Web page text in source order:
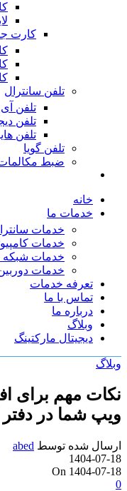
کارت
تلفن سانترال
تلفن
تلفن
تلفن
تلفن گویا
ضبط
خانه
خدمات ما
خدمات
خدمات
خدمات شبکه
خدمات
تعرفه خدمات
تماس با ما
درباره ما
وبلاگ
دیجیتال مارکتینگ
وبلاگ
نکات مهم برای
ویپ شما در دفتر
ارسال شده توسط abed
1404-07-18
On 1404-07-18
0